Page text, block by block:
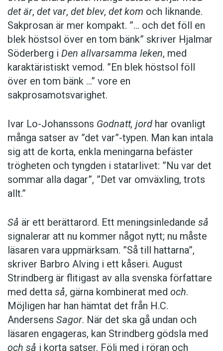
det är, det var, det blev, det kom och liknande.
Sakprosan är mer kompakt. ”… och det föll en
blek höstsol över en tom bänk” skriver Hjalmar
Söderberg i Den allvarsamma leken, med
karaktäristiskt vemod. ”En blek höstsol föll
över en tom bänk …” vore en
sakprosamotsvarighet.
Ivar Lo-Johanssons Godnatt, jord har ovanligt
många satser av ”det var”-typen. Man kan intala
sig att de korta, enkla meningarna befäster
trögheten och tyngden i statarlivet: ”Nu var det
sommar alla dagar”, ”Det var omväxling, trots
allt.”
Så är ett berättarord. Ett meningsinledande så
signalerar att nu kommer något nytt; nu måste
läsaren vara uppmärksam. ”Så till hattarna”,
skriver Barbro Alving i ett kåseri. August
Strindberg är flitigast av alla svenska författare
med detta så, gärna kombinerat med och.
Möjligen har han hämtat det från H.C.
Andersens Sagor. När det ska gå undan och
läsaren engageras, kan Strindberg gödsla med
och så i korta satser. Följ med i röran och